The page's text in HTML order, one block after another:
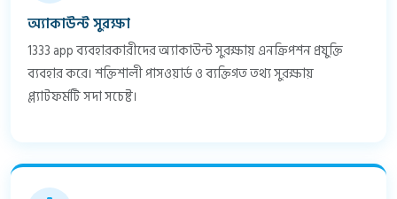
অ্যাকাউন্ট সুরক্ষা
1333 app ব্যবহারকারীদের অ্যাকাউন্ট সুরক্ষায় এনক্রিপশন প্রযুক্তি
ব্যবহার করে। শক্তিশালী পাসওয়ার্ড ও ব্যক্তিগত তথ্য সুরক্ষায়
প্ল্যাটফর্মটি সদা সচেষ্ট।